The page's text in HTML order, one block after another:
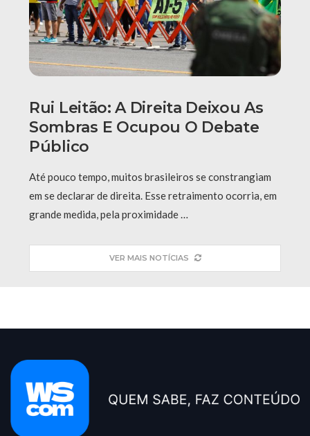
Rui Leitão: A Direita Deixou As
Sombras E Ocupou O Debate
Público
​Até pouco tempo, muitos brasileiros se constrangiam
em se declarar de direita. Esse retraimento ocorria, em
grande medida, pela proximidade …
VER MAIS NOTÍCIAS